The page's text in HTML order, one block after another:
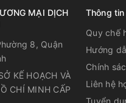
lượng
công nghệ tiên tiến nhất,
MẠI DỊCH
8, Quận
KẾ HOẠCH VÀ
CHÍ MINH CẤP
Thông
Quy chế
Hướng
Chính
Liên hệ